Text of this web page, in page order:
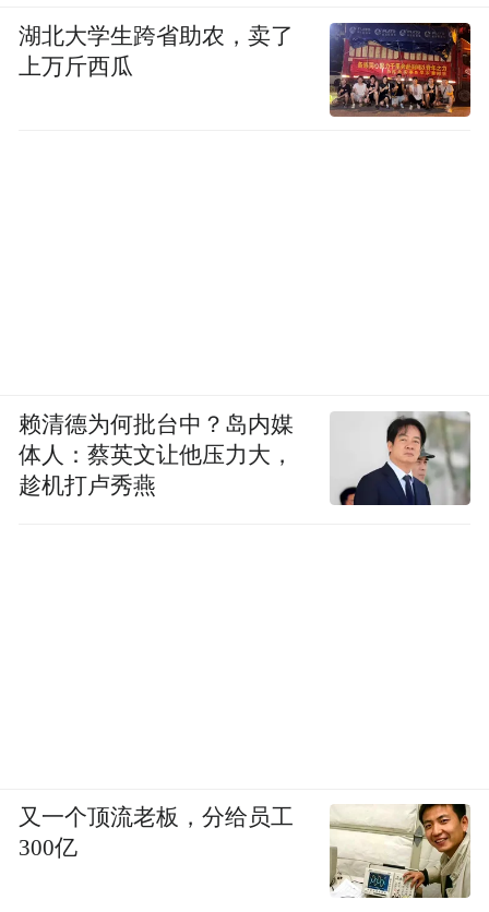
湖北大学生跨省助农，卖了
上万斤西瓜
赖清德为何批台中？岛内媒
体人：蔡英文让他压力大，
趁机打卢秀燕
又一个顶流老板，分给员工
300亿